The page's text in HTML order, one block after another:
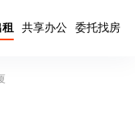
共享办公 委托找房